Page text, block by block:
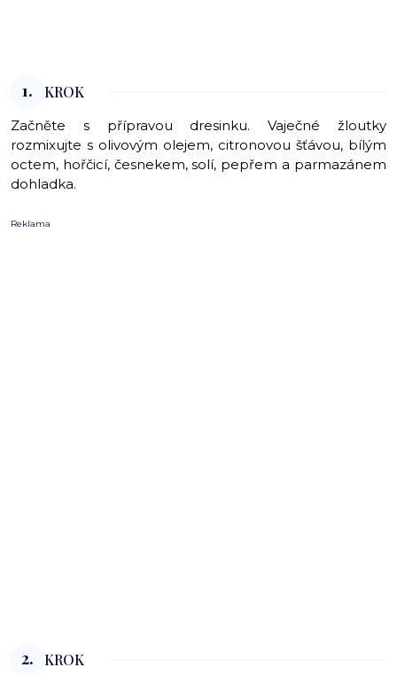
1. KROK
Začněte s přípravou dresinku. Vaječné žloutky
rozmixujte s olivovým olejem, citronovou šťávou, bílým
octem, hořčicí, česnekem, solí, pepřem a parmazánem
dohladka.
Reklama
2. KROK